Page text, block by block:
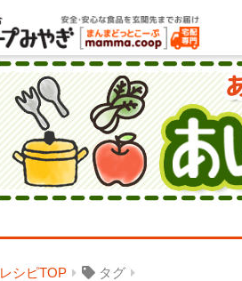
レシピTOP タグ